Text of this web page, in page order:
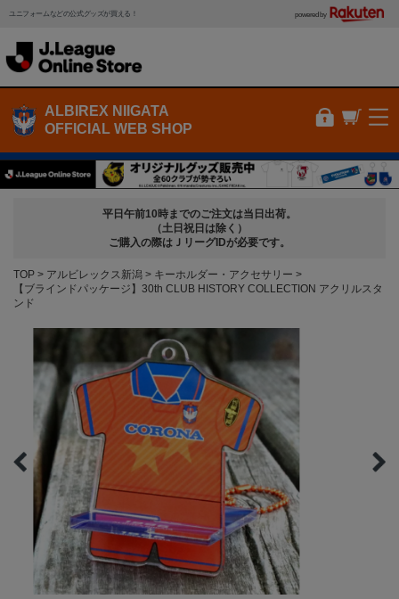
ユニフォームなどの公式グッズが買える！ powered by
ALBIREX NIIGATA
OFFICIAL WEB SHOP
平日午前10時までのご注文は当日出荷。
（土日祝日は除く）
ご購入の際はＪリーグIDが必要です。
TOP アルビレックス新潟
キーホルダー・アクセサリー
【ブラインドパッケージ】30th CLUB HISTORY COLLECTION アクリルスタ
ンド